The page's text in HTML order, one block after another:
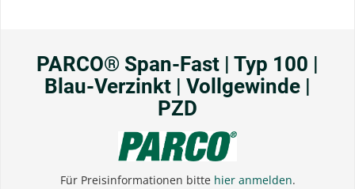
PARCO® Span-Fast | Typ 100 |
Blau-Verzinkt | Vollgewinde |
PZD
Für Preisinformationen bitte hier anmelden.